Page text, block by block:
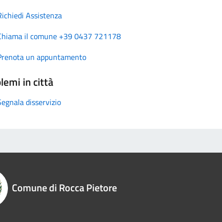
Assistenza
il comune +39 0437 721178
un appuntamento
in città
disservizio
Comune di Rocca Pietore